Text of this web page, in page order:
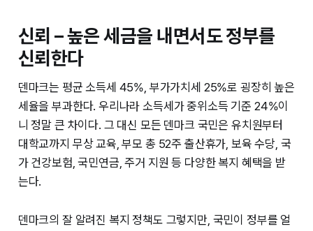
신뢰 – 높은 세금을 내면서도 정부를
신뢰한다
덴마크는 평균 소득세 45%, 부가가치세 25%로 굉장히 높은
세율을 부과한다. 우리나라 소득세가 중위소득 기준 24%이
니 정말 큰 차이다. 그 대신 모든 덴마크 국민은 유치원부터
대학교까지 무상 교육, 부모 총 52주 출산휴가, 보육 수당, 국
가 건강보험, 국민연금, 주거 지원 등 다양한 복지 혜택을 받
는다.
덴마크의 잘 알려진 복지 정책도 그렇지만, 국민이 정부를 얼